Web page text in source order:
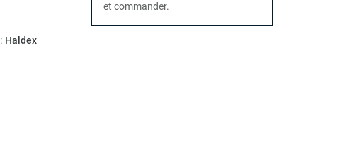
: Haldex
et commander.